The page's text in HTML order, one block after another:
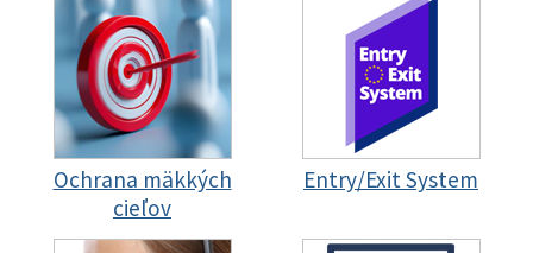
Ochrana mäkkých
cieľov
Entry/Exit System